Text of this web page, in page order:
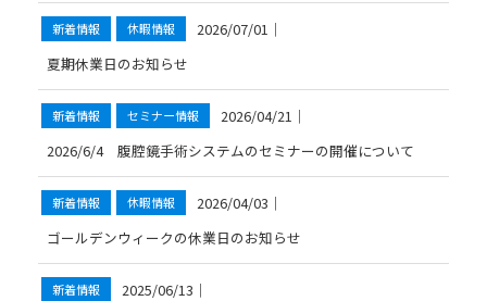
新着情報 休暇情報 2026/07/01 ｜
夏期休業日のお知らせ
新着情報 セミナー情報 2026/04/21 ｜
2026/6/4 腹腔鏡手術システムのセミナーの開催について
新着情報 休暇情報 2026/04/03 ｜
ゴールデンウィークの休業日のお知らせ
新着情報 2025/06/13 ｜